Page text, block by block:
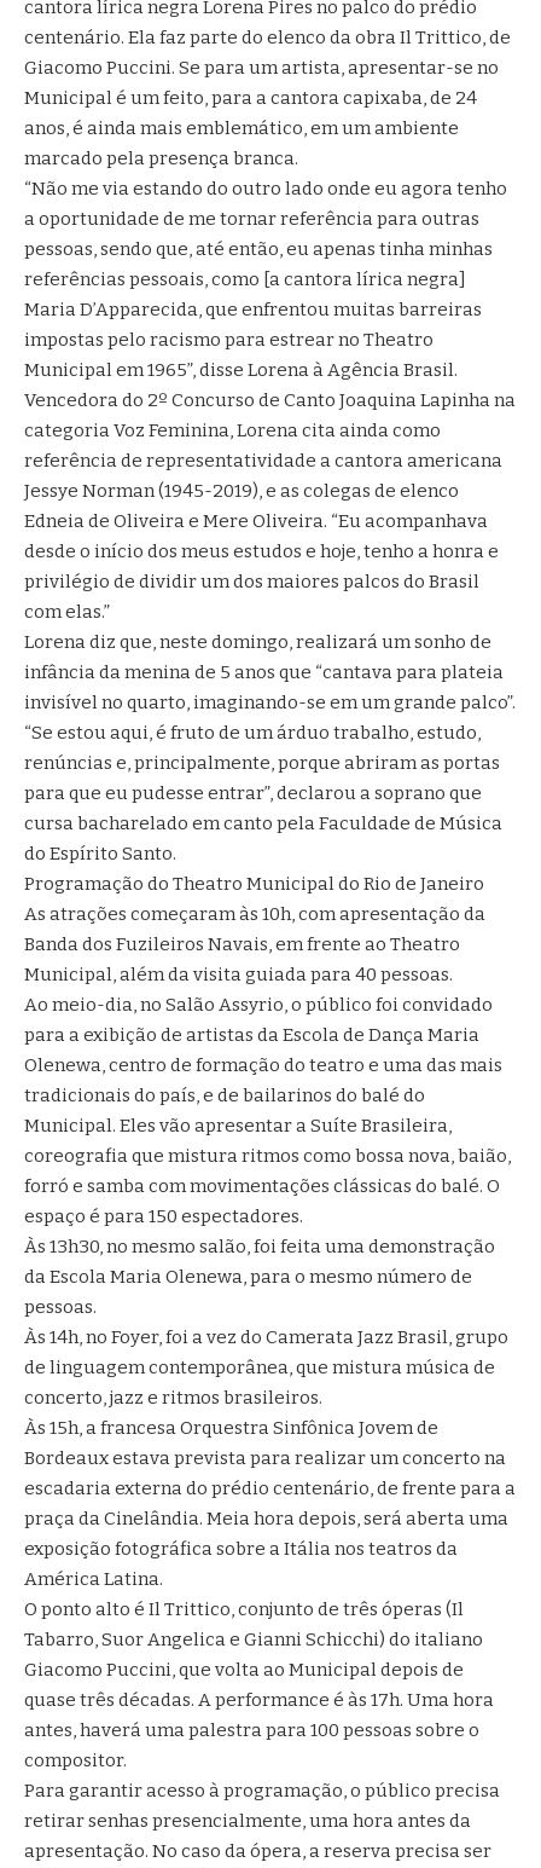
cantora lírica negra Lorena Pires no palco do prédio
centenário. Ela faz parte do elenco da obra Il Trittico, de
Giacomo Puccini. Se para um artista, apresentar-se no
Municipal é um feito, para a cantora capixaba, de 24
anos, é ainda mais emblemático, em um ambiente
marcado pela presença branca.
“Não me via estando do outro lado onde eu agora tenho
a oportunidade de me tornar referência para outras
pessoas, sendo que, até então, eu apenas tinha minhas
referências pessoais, como [a cantora lírica negra]
Maria D’Apparecida, que enfrentou muitas barreiras
impostas pelo racismo para estrear no Theatro
Municipal em 1965”, disse Lorena à Agência Brasil.
Vencedora do 2º Concurso de Canto Joaquina Lapinha na
categoria Voz Feminina, Lorena cita ainda como
referência de representatividade a cantora americana
Jessye Norman (1945-2019), e as colegas de elenco
Edneia de Oliveira e Mere Oliveira. “Eu acompanhava
desde o início dos meus estudos e hoje, tenho a honra e
privilégio de dividir um dos maiores palcos do Brasil
com elas.”
Lorena diz que, neste domingo, realizará um sonho de
infância da menina de 5 anos que “cantava para plateia
invisível no quarto, imaginando-se em um grande palco”.
“Se estou aqui, é fruto de um árduo trabalho, estudo,
renúncias e, principalmente, porque abriram as portas
para que eu pudesse entrar”, declarou a soprano que
cursa bacharelado em canto pela Faculdade de Música
do Espírito Santo.
Programação do Theatro Municipal do Rio de Janeiro
As atrações começaram às 10h, com apresentação da
Banda dos Fuzileiros Navais, em frente ao Theatro
Municipal, além da visita guiada para 40 pessoas.
Ao meio-dia, no Salão Assyrio, o público foi convidado
para a exibição de artistas da Escola de Dança Maria
Olenewa, centro de formação do teatro e uma das mais
tradicionais do país, e de bailarinos do balé do
Municipal. Eles vão apresentar a Suíte Brasileira,
coreografia que mistura ritmos como bossa nova, baião,
forró e samba com movimentações clássicas do balé. O
espaço é para 150 espectadores.
Às 13h30, no mesmo salão, foi feita uma demonstração
da Escola Maria Olenewa, para o mesmo número de
pessoas.
Às 14h, no Foyer, foi a vez do Camerata Jazz Brasil, grupo
de linguagem contemporânea, que mistura música de
concerto, jazz e ritmos brasileiros.
Às 15h, a francesa Orquestra Sinfônica Jovem de
Bordeaux estava prevista para realizar um concerto na
escadaria externa do prédio centenário, de frente para a
praça da Cinelândia. Meia hora depois, será aberta uma
exposição fotográfica sobre a Itália nos teatros da
América Latina.
O ponto alto é Il Trittico, conjunto de três óperas (Il
Tabarro, Suor Angelica e Gianni Schicchi) do italiano
Giacomo Puccini, que volta ao Municipal depois de
quase três décadas. A performance é às 17h. Uma hora
antes, haverá uma palestra para 100 pessoas sobre o
compositor.
Para garantir acesso à programação, o público precisa
retirar senhas presencialmente, uma hora antes da
apresentação. No caso da ópera, a reserva precisa ser